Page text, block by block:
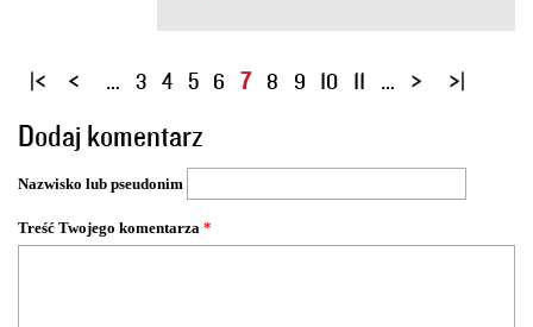
S
r
o
n
y
… 3 4 5 6 7 8 9 10 11 …
Dodaj komentarz
Nazwisko lub pseudonim
Treść Twojego komentarza *